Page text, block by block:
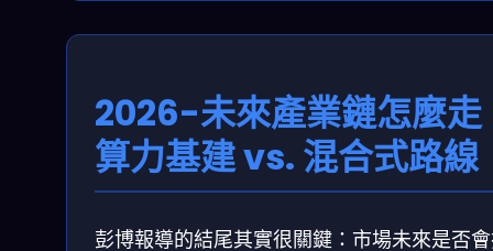
2026-未來產業鏈怎麼走
算力基建 vs. 混合式路線
彭博報導的結尾其實很關鍵：市場未來是否